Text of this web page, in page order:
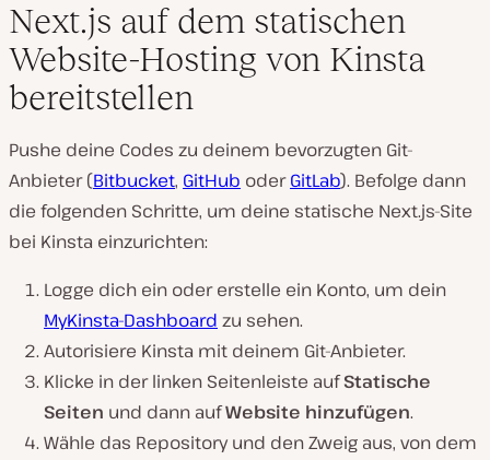
Next.js auf dem statischen
Website-Hosting von Kinsta
bereitstellen
Pushe deine Codes zu deinem bevorzugten Git-
Anbieter (Bitbucket, GitHub oderGitLab). Befolge dann
die folgenden Schritte, um deine statische Next.js-Site
bei Kinsta einzurichten:
Logge dich ein oder erstelle ein Konto, um dein
MyKinsta-Dashboard zu sehen.
Autorisiere Kinsta mit deinem Git-Anbieter.
Klicke in der linken Seitenleiste aufStatische
Seiten und dann aufWebsite hinzufügen.
Wähle das Repository und den Zweig aus, von dem